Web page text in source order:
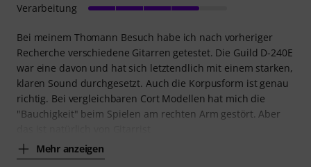
Bei meinem Thomann Besuch habe ich nach vorheriger
Recherche verschiedene Gitarren getestet. Die Guild D-240E
war eine davon und hat sich letztendlich mit einem starken,
klaren Sound durchgesetzt. Auch die Korpusform ist genau
richtig. Bei vergleichbaren Cort Modellen hat mich die
"Bauchigkeit" beim Spielen am rechten Arm gestört. Aber
Mehr anzeigen
Verarbeitung